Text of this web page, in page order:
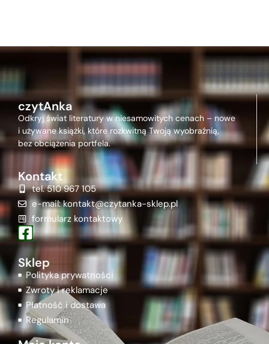
czytAnka
Odkryj świat literatury w niesamowitych cenach – nowe
i używane książki, które rozkwitną Twoją wyobraźnią,
bez obciążenia portfela.
Kontakt
tel. 510 967 105
e-mail: kontakt@czytanka-sklep.pl
formularz kontaktowy
Sklep
Polityka prywatności
Zwroty i reklamacje
Płatność i dostawa
Regulamin